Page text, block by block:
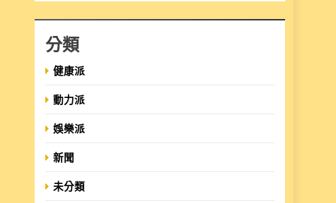
分類
健康派
動力派
娛樂派
新聞
未分類